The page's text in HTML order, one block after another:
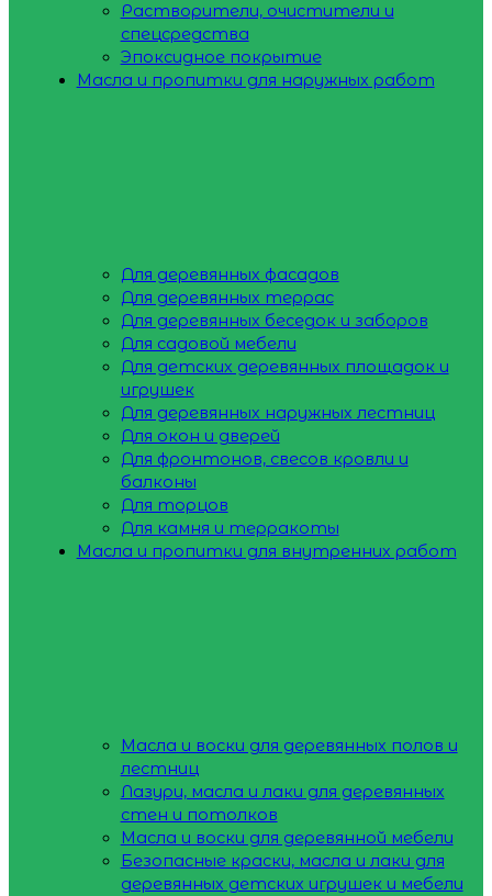
Растворители, очистители и
спецсредства
Эпоксидное покрытие
Масла и пропитки для наружных работ
Для деревянных фасадов
Для деревянных террас
Для деревянных беседок и заборов
Для садовой мебели
Для детских деревянных площадок и
игрушек
Для деревянных наружных лестниц
Для окон и дверей
Для фронтонов, свесов кровли и
балконы
Для торцов
Для камня и терракоты
Масла и пропитки для внутренних работ
Масла и воски для деревянных полов и
лестниц
Лазури, масла и лаки для деревянных
стен и потолков
Масла и воски для деревянной мебели
Безопасные краски, масла и лаки для
деревянных детских игрушек и мебели